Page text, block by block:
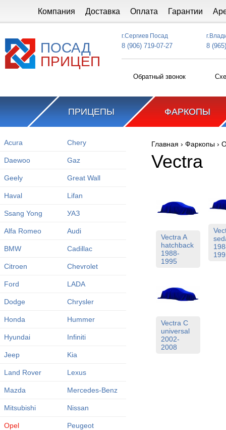
Компания Доставка Оплата Гарантии
ПОСАД
ПРИЦЕП
г.Сергиев Посад
8 (906) 719-07-27 8
Обратный звонок
ПРИЦЕПЫ ФАРКОПЫ
Acura Chery
Daewoo Gaz
Geely Great Wall
Haval Lifan
Ssang Yong УАЗ
Alfa Romeo Audi
BMW Cadillac
Citroen Chevrolet
Ford LADA
Dodge Chrysler
Honda Hummer
Hyundai Infiniti
Jeep Kia
Land Rover Lexus
Mazda Mercedes-Benz
Mitsubishi Nissan
Opel Peugeot
Вы здесь
Главная › Фаркопы ›
Vectra
Vectra A
hatchback
1988-
1995
Vectra C
universal
2002-
2008